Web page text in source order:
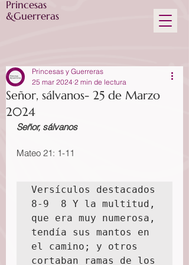
Princesas
&Guerreras
Señor, sálvanos- 25 de Marzo
2024
Princesas y Guerreras
25 mar 2024 2 min de lectura
Señor, sálvanos
Mateo 21: 1-11
Versículos destacados
8-9  8 Y la multitud,
que era muy numerosa,
tendía sus mantos en
el camino; y otros
cortaban ramas de los